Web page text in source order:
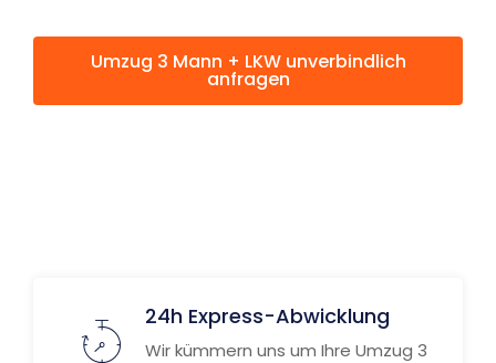
Umzug 3 Mann + LKW unverbindlich
anfragen
24h Express-Abwicklung
Wir kümmern uns um Ihre Umzug 3